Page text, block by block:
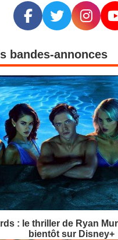
bandes-annonces
: le thriller de Ryan
bientôt sur Disney+